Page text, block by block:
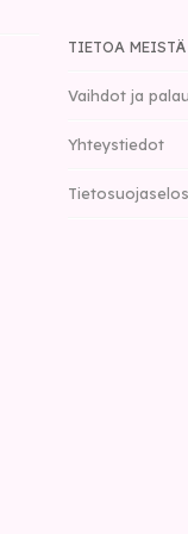
TIETOA MEISTÄ
Vaihdot ja
Yhteystiedot